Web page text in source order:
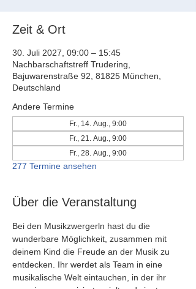
Zeit & Ort
30. Juli 2027, 09:00 – 15:45
Nachbarschaftstreff Trudering,
Bajuwarenstraße 92, 81825 München,
Deutschland
Andere Termine
Fr., 14. Aug., 9:00
Fr., 21. Aug., 9:00
Fr., 28. Aug., 9:00
277 Termine ansehen
Über die Veranstaltung
Bei den Musikzwergerln hast du die
wunderbare Möglichkeit, zusammen mit
deinem Kind die Freude an der Musik zu
entdecken. Ihr werdet als Team in eine
musikalische Welt eintauchen, in der ihr